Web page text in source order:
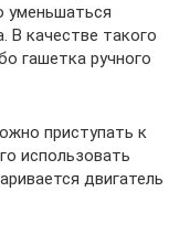
уменьшаться
В качестве такого
гашетка ручного
приступать к
использовать
двигатель